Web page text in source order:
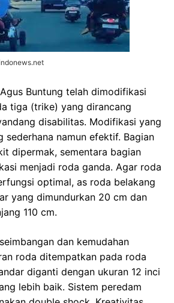
Buntung telah dimodifikasi
tiga (trike) yang dirancang
disabilitas. Modifikasi yang
sederhana namun efektif. Bagian
dipermak, sementara bagian
menjadi roda ganda. Agar roda
optimal, as roda belakang
yang dimundurkan 20 cm dan
110 cm.
dan kemudahan
roda ditempatkan pada roda
diganti dengan ukuran 12 inci
lebih baik. Sistem peredam